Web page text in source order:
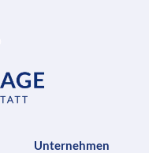
Unternehmen